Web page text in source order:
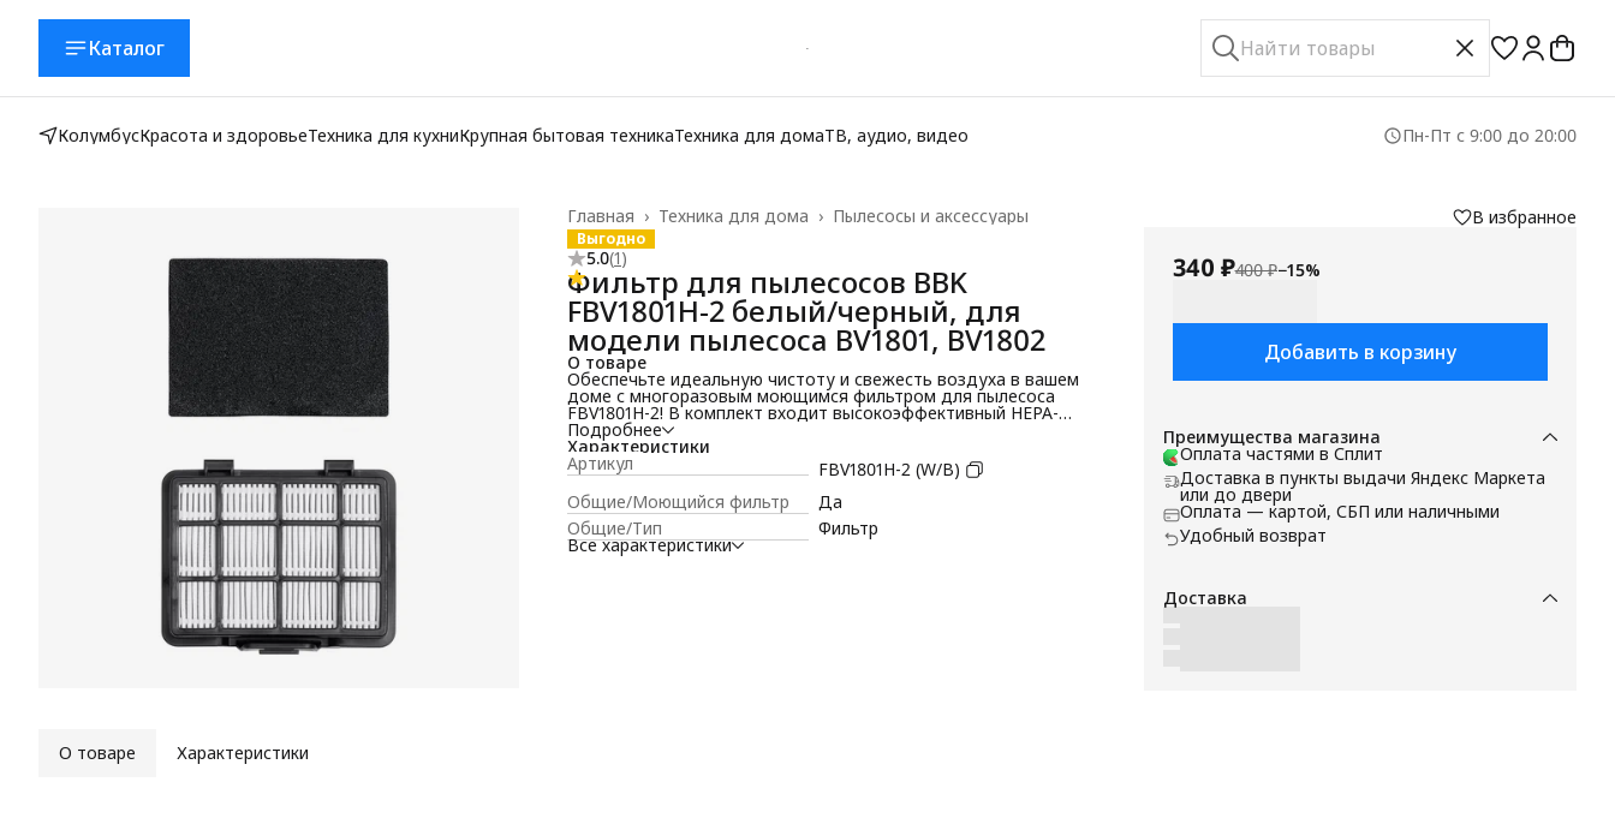
Каталог
КолумбусКрасота и здоровьеТехника для кухниКрупная бытовая техникаТехника для домаТВ, аудио, видео Пн-Пт с 9:00 до 20:00
Пылесосы и аксессуары
Техника для дома ›
Главная ›
Выгодно
5.0(1)
Фильтр для пылесосов BBK
FBV1801H-2 белый/черный, для
модели пылесоса BV1801, BV1802
О товаре
Обеспечьте идеальную чистоту и свежесть воздуха в вашем
доме с многоразовым моющимся фильтром для пылесоса
FBV1801H-2! В комплект входит высокоэффективный HEPA-
фильтр H10, а также губчатый фильтр, которые обеспечивают
комплексную защиту от пыли, аллергенов и мелких
загрязнений. Благодаря возможности многократного мытья,
фильтр не только экономичен и экологичен, но и сохраняет
свою эффективность на протяжении долгого времени.
Идеально подходит для моделей пылесосов BBK BBK BV1801
и BV1802. Надежный, долговечный и прост в уходе —
FBV1801H-2 станет вашим надежным помощником в
поддержании чистоты и здоровья вашего дома!
Подробнее
Характеристики
Артикул
FBV1801H-2 (W/B)
Общие/Моющийся фильтр
Да
Общие/Тип
Фильтр
Все характеристики
В избранное
340 ₽400 ₽−15%
Добавить в корзину
Преимущества магазина
Оплата частями в Сплит
Доставка в пункты выдачи Яндекс Маркета
или до двери
Оплата — картой, СБП или наличными
Удобный возврат
Доставка
О товаре Характеристики